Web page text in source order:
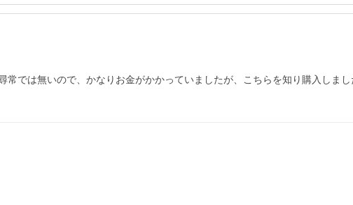
では無いので、かなりお金がかかっていましたが、こちらを知り購入しま